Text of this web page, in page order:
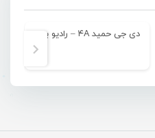
دی جی حمید ۴A – رادیو بندر